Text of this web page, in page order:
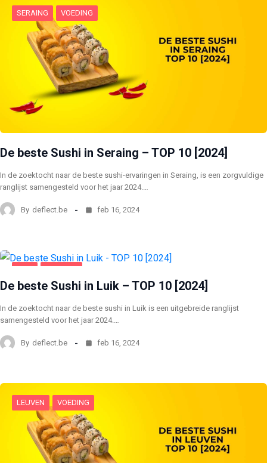
SERAING VOEDING
De beste Sushi in Seraing – TOP 10 [2024]
In de zoektocht naar de beste sushi-ervaringen in Seraing, is een zorgvuldige
ranglijst samengesteld voor het jaar 2024.…
By deflect.be feb 16, 2024
De beste Sushi in Luik – TOP 10 [2024]
In de zoektocht naar de beste sushi in Luik is een uitgebreide ranglijst
samengesteld voor het jaar 2024.…
By deflect.be feb 16, 2024
LEUVEN VOEDING